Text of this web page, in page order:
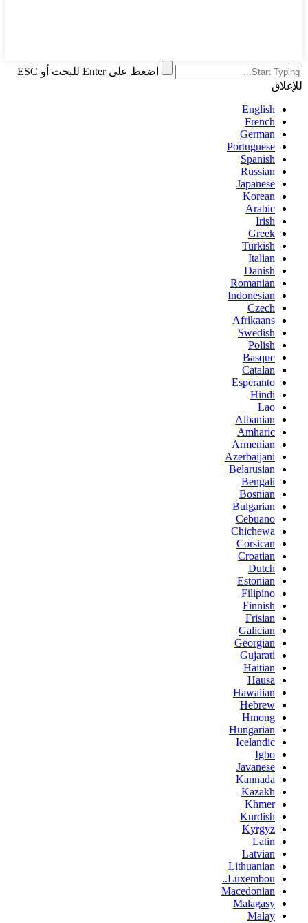
اضغط على Enter للبحث أو ESC
للإغلاق
English
French
German
Portuguese
Spanish
Russian
Japanese
Korean
Arabic
Irish
Greek
Turkish
Italian
Danish
Romanian
Indonesian
Czech
Afrikaans
Swedish
Polish
Basque
Catalan
Esperanto
Hindi
Lao
Albanian
Amharic
Armenian
Azerbaijani
Belarusian
Bengali
Bosnian
Bulgarian
Cebuano
Chichewa
Corsican
Croatian
Dutch
Estonian
Filipino
Finnish
Frisian
Galician
Georgian
Gujarati
Haitian
Hausa
Hawaiian
Hebrew
Hmong
Hungarian
Icelandic
Igbo
Javanese
Kannada
Kazakh
Khmer
Kurdish
Kyrgyz
Latin
Latvian
Lithuanian
Luxembou..
Macedonian
Malagasy
Malay